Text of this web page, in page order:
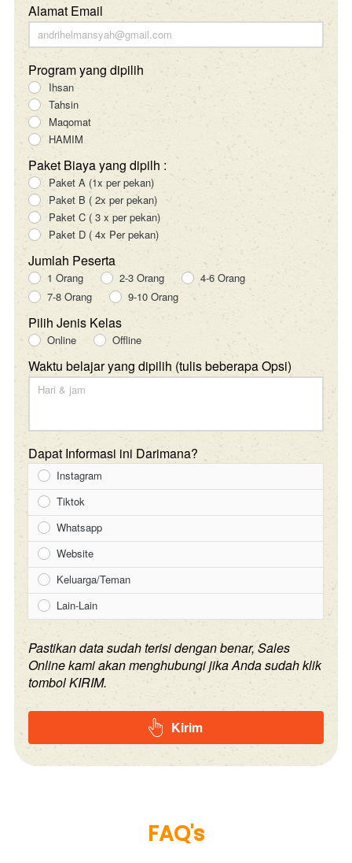
Alamat Email
Program yang dipilih
Ihsan
Tahsin
Maqomat
HAMIM
Paket Biaya yang dipilh :
Paket A (1x per pekan)
Paket B ( 2x per pekan)
Paket C ( 3 x per pekan)
Paket D ( 4x Per pekan)
Jumlah Peserta
1 Orang 2-3 Orang
4-6 Orang
7-8 Orang
9-10 Orang
Pilih Jenis Kelas
Online Offline
Waktu belajar yang dipilih (tulis beberapa Opsi)
Dapat Informasi ini Darimana?
Instagram
Tiktok
Whatsapp
Website
Keluarga/Teman
Lain-Lain
Pastikan data sudah terisi dengan benar, Sales
Online kami akan menghubungi jika Anda sudah klik
tombol KIRIM.
` Kirim
FAQ's